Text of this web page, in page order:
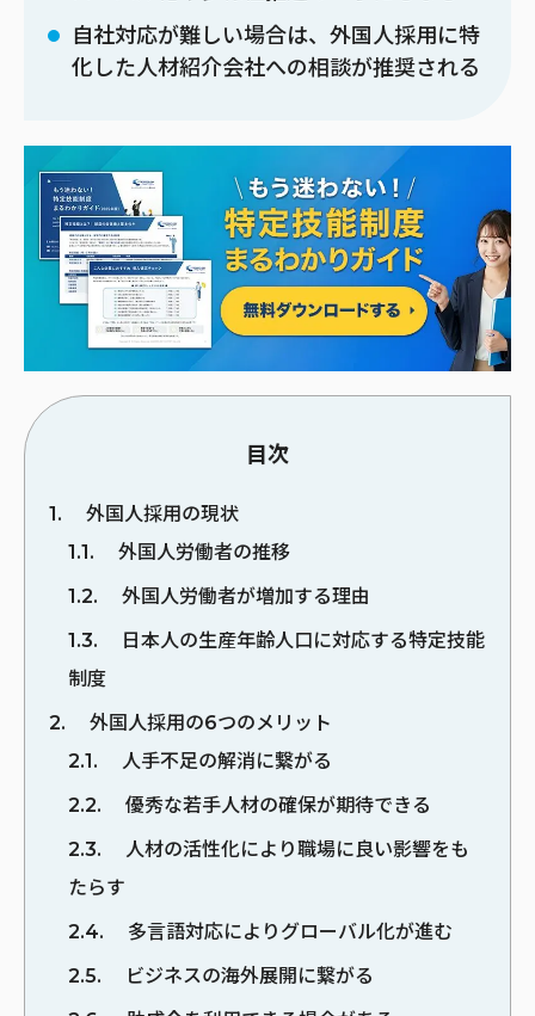
自社対応が難しい場合は、外国人採用に特
化した人材紹介会社への相談が推奨される
目次
1
外国人採用の現状
1.1
外国人労働者の推移
1.2
外国人労働者が増加する理由
1.3
日本人の生産年齢人口に対応する特定技能
制度
2
外国人採用の6つのメリット
2.1
人手不足の解消に繋がる
2.2
優秀な若手人材の確保が期待できる
2.3
人材の活性化により職場に良い影響をも
たらす
2.4
多言語対応によりグローバル化が進む
2.5
ビジネスの海外展開に繋がる